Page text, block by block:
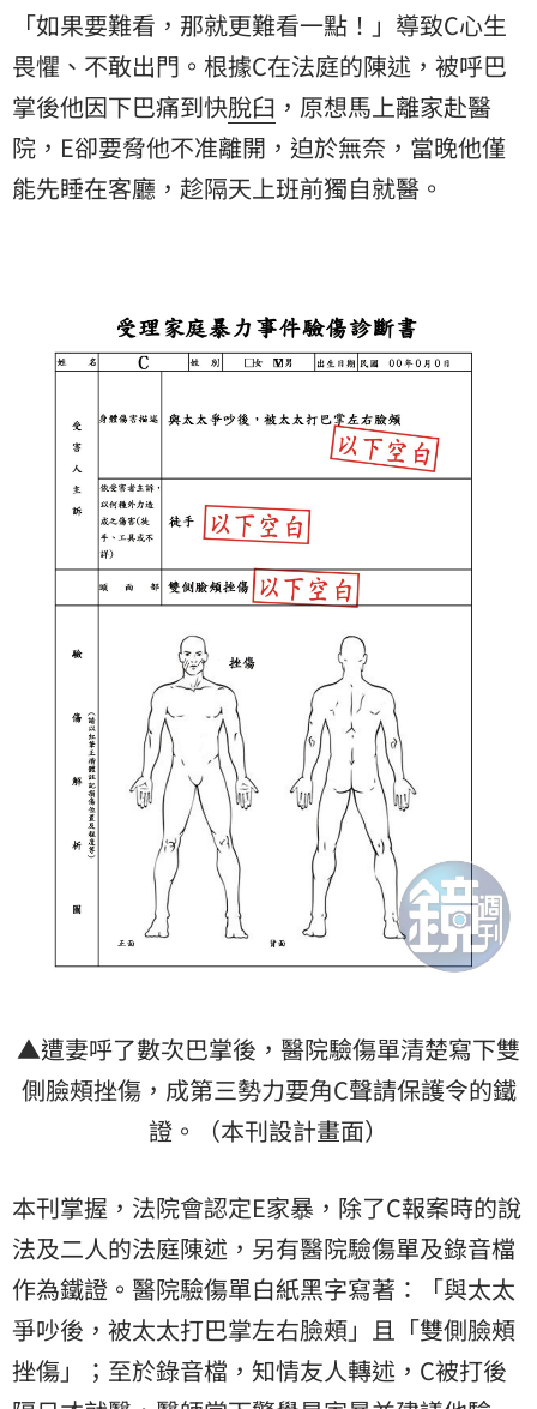
「如果要難看，那就更難看一點！」導致C心生
畏懼、不敢出門。根據C在法庭的陳述，被呼巴
掌後他因下巴痛到快脫臼 ，原想馬上離家赴醫
院，E卻要脅他不准離開，迫於無奈，當晚他僅
能先睡在客廳，趁隔天上班前獨自就醫。
▲遭妻呼了數次巴掌後，醫院驗傷單清楚寫下雙
側臉頰挫傷，成第三勢力要角C聲請保護令的鐵
證。（本刊設計畫面）
本刊掌握，法院會認定E家暴，除了C報案時的說
法及二人的法庭陳述，另有醫院驗傷單及錄音檔
作為鐵證。醫院驗傷單白紙黑字寫著：「與太太
爭吵後，被太太打巴掌左右臉頰」且「雙側臉頰
挫傷」；至於錄音檔，知情友人轉述，C被打後